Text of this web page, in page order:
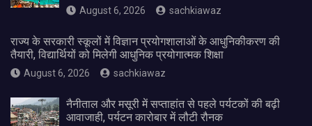
August 6, 2026 sachkiawaz
राज्य के सरकारी स्कूलों में विज्ञान प्रयोगशालाओं के आधुनिकीकरण की
तैयारी, विद्यार्थियों को मिलेगी आधुनिक प्रयोगात्मक शिक्षा
August 6, 2026 sachkiawaz
नैनीताल और मसूरी में सप्ताहांत से पहले पर्यटकों की बढ़ी
आवाजाही, पर्यटन कारोबार में लौटी रौनक